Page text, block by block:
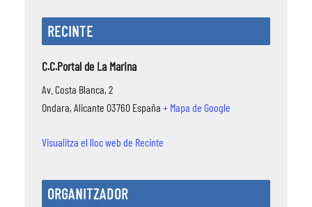
RECINTE
C.C.Portal de La Marina
Av. Costa Blanca, 2
Ondara, Alicante 03760 España + Mapa de Google
Visualitza el lloc web de Recinte
ORGANITZADOR